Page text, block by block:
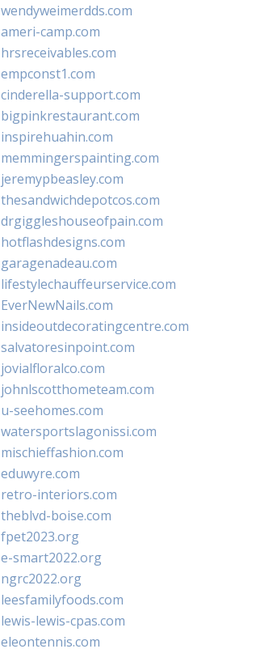
wendyweimerdds.com
ameri-camp.com
hrsreceivables.com
empconst1.com
cinderella-support.com
bigpinkrestaurant.com
inspirehuahin.com
memmingerspainting.com
jeremypbeasley.com
thesandwichdepotcos.com
drgiggleshouseofpain.com
hotflashdesigns.com
garagenadeau.com
lifestylechauffeurservice.com
EverNewNails.com
insideoutdecoratingcentre.com
salvatoresinpoint.com
jovialfloralco.com
johnlscotthometeam.com
u-seehomes.com
watersportslagonissi.com
mischieffashion.com
eduwyre.com
retro-interiors.com
theblvd-boise.com
fpet2023.org
e-smart2022.org
ngrc2022.org
leesfamilyfoods.com
lewis-lewis-cpas.com
eleontennis.com